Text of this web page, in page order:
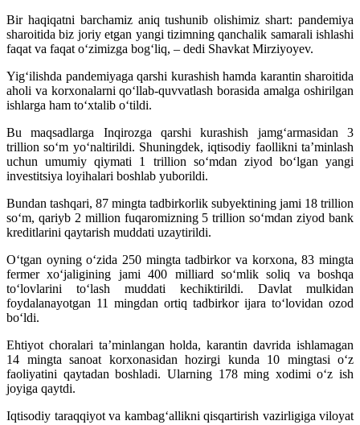
Bir haqiqatni barchamiz aniq tushunib olishimiz shart: pandemiya
sharoitida biz joriy etgan yangi tizimning qanchalik samarali ishlashi
faqat va faqat o‘zimizga bog‘liq, – dedi Shavkat Mirziyoyev.
Yig‘ilishda pandemiyaga qarshi kurashish hamda karantin sharoitida
aholi va korxonalarni qo‘llab-quvvatlash borasida amalga oshirilgan
ishlarga ham to‘xtalib o‘tildi.
Bu maqsadlarga Inqirozga qarshi kurashish jamg‘armasidan 3
trillion so‘m yo‘naltirildi. Shuningdek, iqtisodiy faollikni ta’minlash
uchun umumiy qiymati 1 trillion so‘mdan ziyod bo‘lgan yangi
investitsiya loyihalari boshlab yuborildi.
Bundan tashqari, 87 mingta tadbirkorlik subyektining jami 18 trillion
so‘m, qariyb 2 million fuqaromizning 5 trillion so‘mdan ziyod bank
kreditlarini qaytarish muddati uzaytirildi.
O‘tgan oyning o‘zida 250 mingta tadbirkor va korxona, 83 mingta
fermer xo‘jaligining jami 400 milliard so‘mlik soliq va boshqa
to‘lovlarini to‘lash muddati kechiktirildi. Davlat mulkidan
foydalanayotgan 11 mingdan ortiq tadbirkor ijara to‘lovidan ozod
bo‘ldi.
Ehtiyot choralari ta’minlangan holda, karantin davrida ishlamagan
14 mingta sanoat korxonasidan hozirgi kunda 10 mingtasi o‘z
faoliyatini qaytadan boshladi. Ularning 178 ming xodimi o‘z ish
joyiga qaytdi.
Iqtisodiy taraqqiyot va kambag‘allikni qisqartirish vazirligiga viloyat